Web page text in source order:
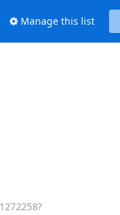
Manage this list